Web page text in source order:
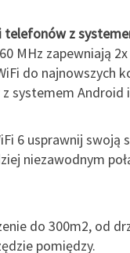
telefonów z
MHz zapewniają
do najnowszych
systemem Android
6 usprawnij swoją
niezawodnym
do 300m2, od
pomiędzy.